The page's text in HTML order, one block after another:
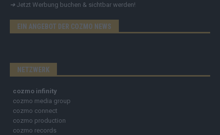
➔ Jetzt Werbung buchen & sichtbar werden!
EIN ANGEBOT DER COZMO NEWS
NETZWERK
cozmo infinity
cozmo media group
cozmo connect
cozmo production
cozmo records